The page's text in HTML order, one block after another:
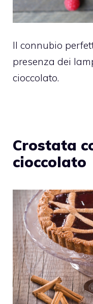
Il connubio
presenza dei
cioccolato.
Crostata
cioccolato